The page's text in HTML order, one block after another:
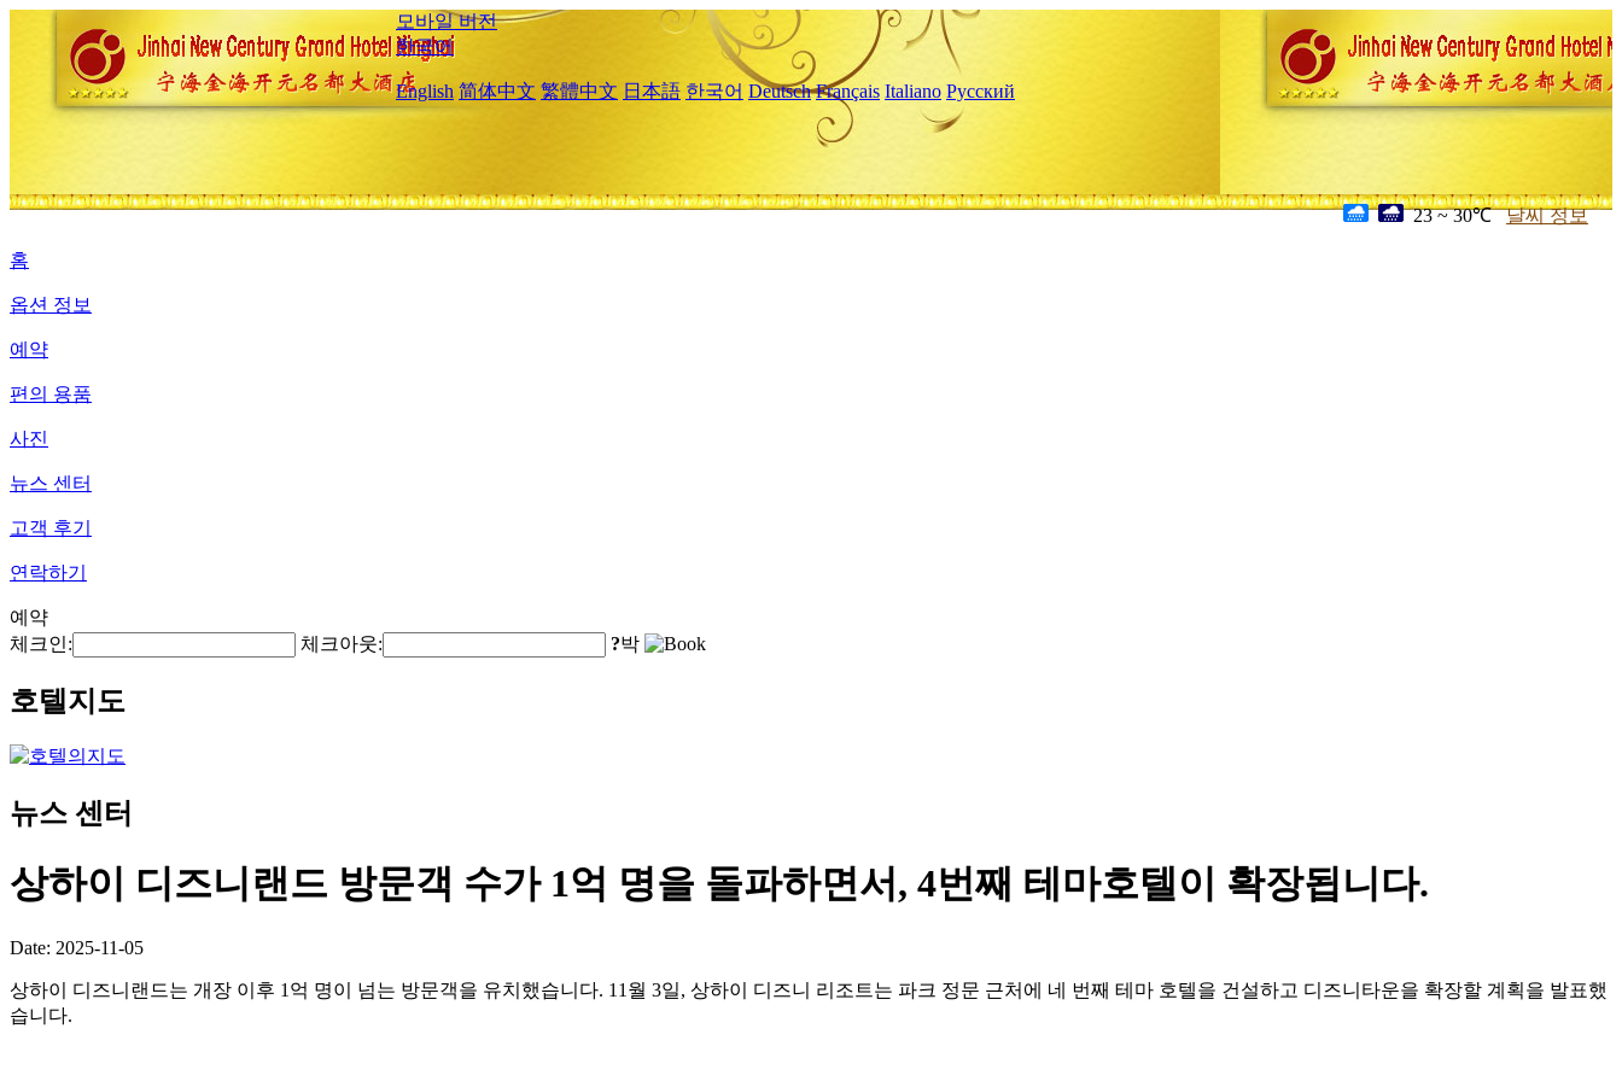
모바일 버전
한국어
English 简体中文 繁體中文 日本語 한국어 Deutsch Français Italiano Русский
23 ~ 30℃ 날씨 정보
홈
옵션 정보
예약
편의 용품
사진
뉴스 센터
고객 후기
연락하기
예약
체크인:
체크아웃: ?박
호텔지도
뉴스 센터
상하이 디즈니랜드 방문객 수가 1억 명을 돌파하면서, 4번째 테마호텔이 확장됩니다.
Date: 2025-11-05
상하이 디즈니랜드는 개장 이후 1억 명이 넘는 방문객을 유치했습니다. 11월 3일, 상하이 디즈니 리조트는 파크 정문 근처에 네 번째 테마 호텔을 건설하고 디즈니타운을 확장할 계획을 발표했
습니다.